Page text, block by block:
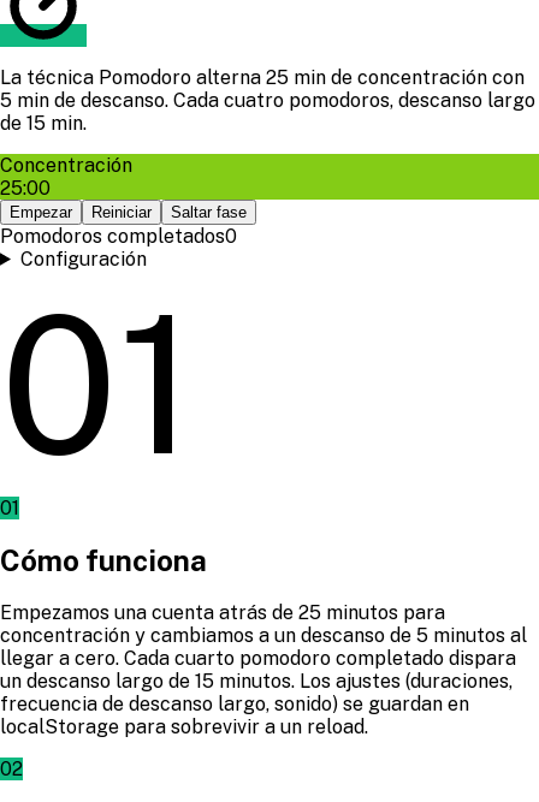
La técnica Pomodoro alterna 25 min de concentración con
5 min de descanso. Cada cuatro pomodoros, descanso largo
de 15 min.
Concentración
25:00
Empezar Reiniciar Saltar fase
Pomodoros completados0
Configuración
01
01
Cómo funciona
Empezamos una cuenta atrás de 25 minutos para
concentración y cambiamos a un descanso de 5 minutos al
llegar a cero. Cada cuarto pomodoro completado dispara
un descanso largo de 15 minutos. Los ajustes (duraciones,
frecuencia de descanso largo, sonido) se guardan en
localStorage para sobrevivir a un reload.
02